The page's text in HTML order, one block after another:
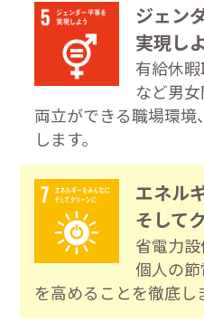
ジェン
実現し
有給休
など男
両立ができる職場環
します。
エネル
そして
省電力
個人の
を高めることを徹底し